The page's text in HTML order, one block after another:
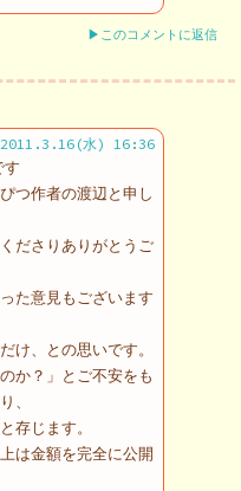
▶このコメントに返信
2011.3.16(水) 16:36
す
つ作者の渡辺と申し
ださりありがとうご
た意見もございます
け、との思いです。
か？」とご不安をも
、
存じます。
は金額を完全に公開